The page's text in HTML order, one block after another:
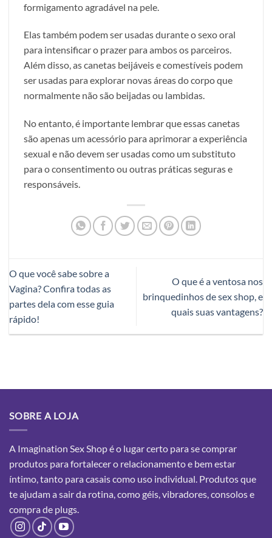
formigamento agradável na pele.
Elas também podem ser usadas durante o sexo oral
para intensificar o prazer para ambos os parceiros.
Além disso, as canetas beijáveis e comestíveis podem
ser usadas para explorar novas áreas do corpo que
normalmente não são beijadas ou lambidas.
No entanto, é importante lembrar que essas canetas
são apenas um acessório para aprimorar a experiência
sexual e não devem ser usadas como um substituto
para o consentimento ou outras práticas seguras e
responsáveis.
O que você sabe sobre a
Vagina? Confira todas as
partes dela com esse guia
rápido!
O que é a ventosa nos
brinquedinhos de sex shop, e
quais suas vantagens?
SOBRE A LOJA
A Imagination Sex Shop é o lugar certo para se comprar
produtos para fortalecer o relacionamento e bem estar
íntimo, tanto para casais como uso individual. Produtos que
te ajudam a sair da rotina, como géis, vibradores, consolos e
comprade plugs.